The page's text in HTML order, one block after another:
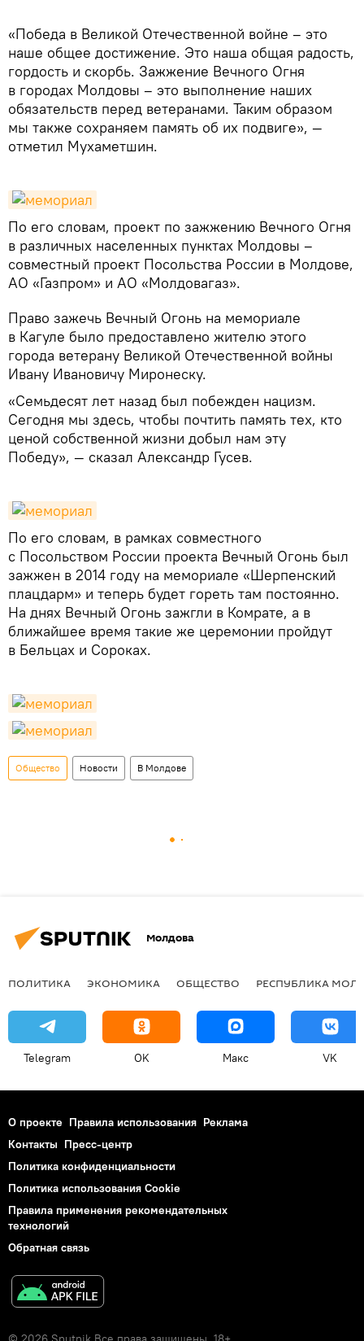
«Победа в Великой Отечественной войне – это
наше общее достижение. Это наша общая радость,
гордость и скорбь. Зажжение Вечного Огня
в городах Молдовы – это выполнение наших
обязательств перед ветеранами. Таким образом
мы также сохраняем память об их подвиге», —
отметил Мухаметшин.
По его словам, проект по зажжению Вечного Огня
в различных населенных пунктах Молдовы –
совместный проект Посольства России в Молдове,
АО «Газпром» и АО «Молдовагаз».
Право зажечь Вечный Огонь на мемориале
в Кагуле было предоставлено жителю этого
города ветерану Великой Отечественной войны
Ивану Ивановичу Миронеску.
«Семьдесят лет назад был побежден нацизм.
Сегодня мы здесь, чтобы почтить память тех, кто
ценой собственной жизни добыл нам эту
Победу», — сказал Александр Гусев.
По его словам, в рамках совместного
с Посольством России проекта Вечный Огонь был
зажжен в 2014 году на мемориале «Шерпенский
плацдарм» и теперь будет гореть там постоянно.
На днях Вечный Огонь зажгли в Комрате, а в
ближайшее время такие же церемонии пройдут
в Бельцах и Сороках.
Общество Новости В Молдове
Молдова
ПОЛИТИКА ЭКОНОМИКА ОБЩЕСТВО РЕСПУБЛИКА
Telegram OK Макс VK
О проекте Правила использования Реклама
Контакты Пресс-центр
Политика конфиденциальности
Политика использования Cookie
Правила применения рекомендательных
технологий
Обратная связь